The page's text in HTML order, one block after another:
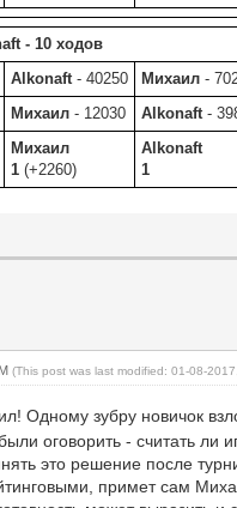
- 10 ходов
Alkonaft - 40250 Михаил -
Михаил - 12030 Alkonaft -
Михаил
1 (+2260)
Alkonaft
1
(This post was last modified: 01-08-
Одному зубру новичок
оговорить - считать ли
это решение после
примет сам